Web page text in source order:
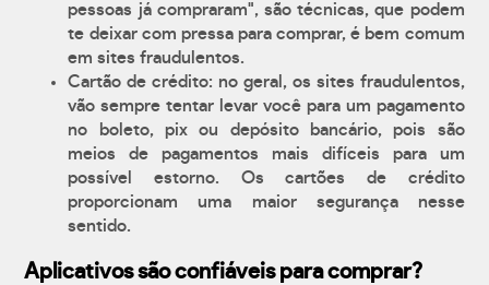
pessoas já compraram", são técnicas, que podem
te deixar com pressa para comprar, é bem comum
em sites fraudulentos.
Cartão de crédito: no geral, os sites fraudulentos,
vão sempre tentar levar você para um pagamento
no boleto, pix ou depósito bancário, pois são
meios de pagamentos mais difíceis para um
possível estorno. Os cartões de crédito
proporcionam uma maior segurança nesse
sentido.
Aplicativos são confiáveis para comprar?